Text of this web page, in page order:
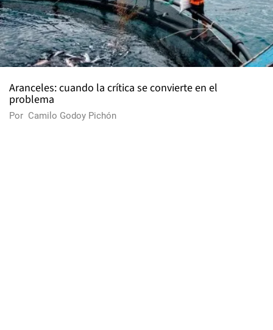
Aranceles: cuando la crítica se convierte en el
problema
Por Camilo Godoy Pichón